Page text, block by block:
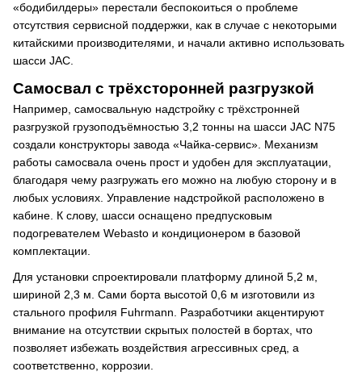
«бодибилдеры» перестали беспокоиться о проблеме
отсутствия сервисной поддержки, как в случае с некоторыми
китайскими производителями, и начали активно использовать
шасси JAC.
Самосвал с трёхсторонней разгрузкой
Например, самосвальную надстройку с трёхстронней
разгрузкой грузоподъёмностью 3,2 тонны на шасси JAC N75
создали конструкторы завода «Чайка-сервис». Механизм
работы самосвала очень прост и удобен для эксплуатации,
благодаря чему разгружать его можно на любую сторону и в
любых условиях. Управление надстройкой расположено в
кабине. К слову, шасси оснащено предпусковым
подогревателем Webasto и кондиционером в базовой
комплектации.
Для установки спроектировали платформу длиной 5,2 м,
шириной 2,3 м. Сами борта высотой 0,6 м изготовили из
стального профиля Fuhrmann. Разработчики акцентируют
внимание на отсутствии скрытых полостей в бортах, что
позволяет избежать воздействия агрессивных сред, а
соответственно, коррозии.